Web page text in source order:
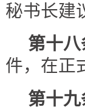
秘书长建
第十八
件，在正
第十九